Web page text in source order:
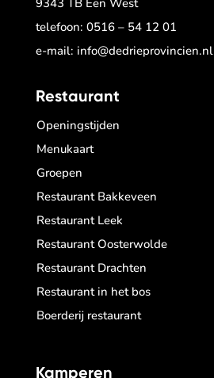
9343 TB Een West
telefoon: 0516 – 54 12 01
e-mail: info@dedrieprovincien.nl
Restaurant
Openingstijden
Menukaart
Groepen
Restaurant Bakkeveen
Restaurant Leek
Restaurant Oosterwolde
Restaurant Drachten
Restaurant in het bos
Boerderij restaurant
Kamperen